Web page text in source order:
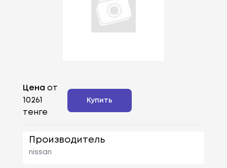
Цена от
10261
тенге
Купить
Производитель
nissan